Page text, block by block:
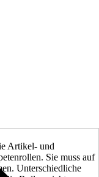
Artikel- und
Sie muss auf
Unterschiedliche